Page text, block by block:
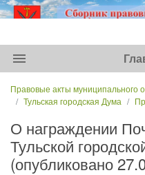
menu
Правовые акты муниципального
Тульская городская Дума
О награждении
Тульской
(опубликовано